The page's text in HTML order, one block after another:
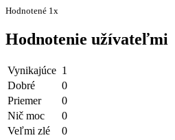
Hodnotené 1x
Hodnotenie užívateľmi
Vynikajúce 1
Dobré
0
Priemer
0
Nič moc
0
Veľmi zlé
0